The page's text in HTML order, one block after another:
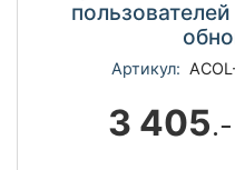
Артикул:
3 405.-